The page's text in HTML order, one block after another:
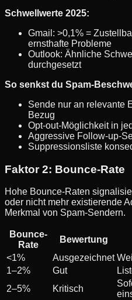
Schwellwerte 2025:
Gmail: >0,1% =
ernsthafte Probleme
Outlook: Ähnliche
durchgesetzt
So senkst du Spam-
Sende nur an relevante
Bezug
Opt-out-Möglichkeit in
Aggressive Follow-up-
Suppressionsliste
Faktor 2: Bounce-Rate
Hohe Bounce-Raten
oder nicht mehr existierende
Merkmal von Spam-Sendern.
Bounce-
Rate
Bewertung
<1%
Ausgezeichnet
1–2%
Gut
2–5%
Kritisch